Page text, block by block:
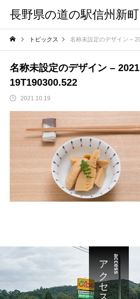
長野県の道の駅信州新町
トピックス 名称未設定のデザイン –
名称未設定のデザイン –
19T190300.522
2021.10.19
access
アクセス